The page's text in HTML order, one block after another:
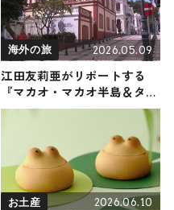
海外の旅 2026.05.09
江田友莉亜がリポートする
『マカオ・マカオ半島＆タイ
パ・ヴィレッジ』の旅！おす
すめ観光スポットやグルメを
紹介 2026年5月9日放送
お土産 2026.06.10